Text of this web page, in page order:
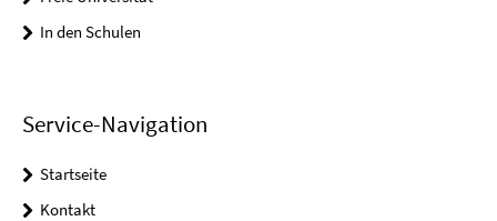
In den Schulen
Service-Navigation
Startseite
Kontakt